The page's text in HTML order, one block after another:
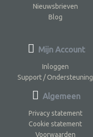
Nieuwsbrieven
Blog
Mijn Account
Inloggen
Support / Ondersteuning
Algemeen
Privacy statement
Cookie statement
Voorwaarden